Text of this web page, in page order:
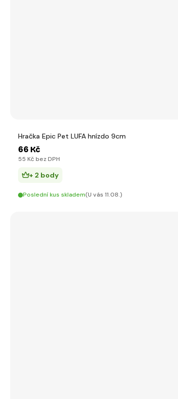
Hračka Epic Pet LUFA hnízdo 9cm
66 Kč
55 Kč bez DPH
+ 2 body
Poslední kus skladem(U vás 11.08.)